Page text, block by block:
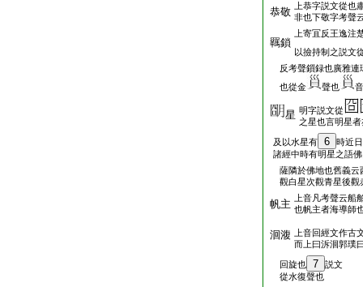
恭敬
上恭字説文從也
非也下敬字考聲
羈鎖
上寄冝反王逸注
以撿持制之説文
反考聲鎻録也廣雅連
也從金
聲也
星 明字説文從
之星也言明星
及以水星有 6
時近
諸經中時有明星之語
薩隣於佛地也舊義云
觀白星次觀青星後觀
帆主
上音凡考聲云船
也帆主者海導師
洄澓
上音回經文作古
而上曰泝洄郭璞
回旋也 7
説文
從水復聲也